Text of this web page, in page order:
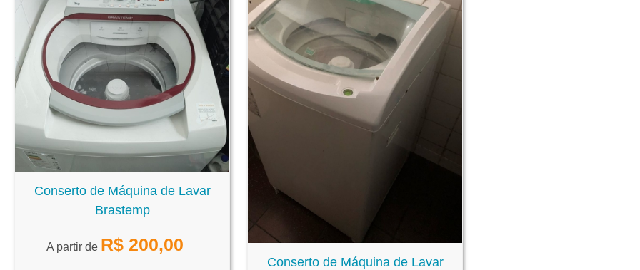
Conserto de Máquina de Lavar
Brastemp
A partir de R$ 200,00
Conserto de Máquina de Lavar